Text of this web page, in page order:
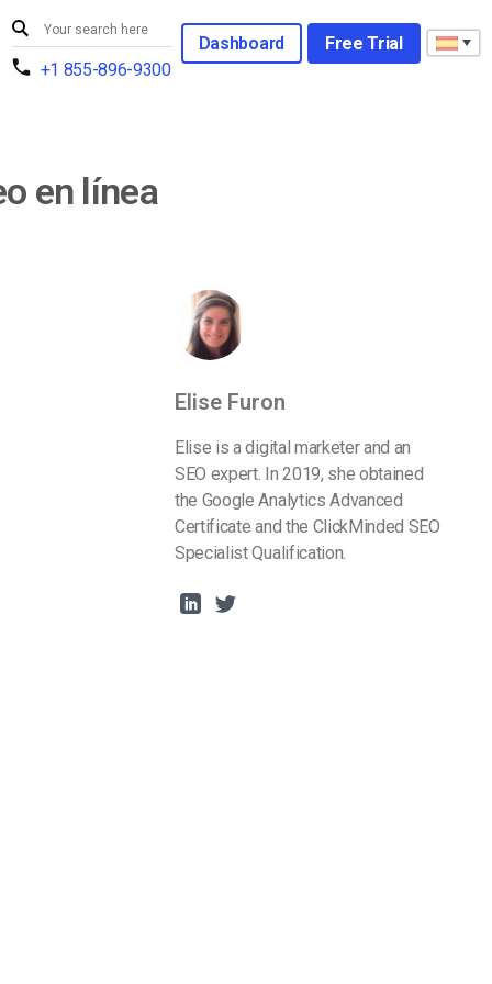
+1 855-896-9300
Dashboard Free Trial
en línea
Elise Furon
Elise is a digital marketer and an
SEO expert. In 2019, she obtained
the Google Analytics Advanced
Certificate and the ClickMinded SEO
Specialist Qualification.